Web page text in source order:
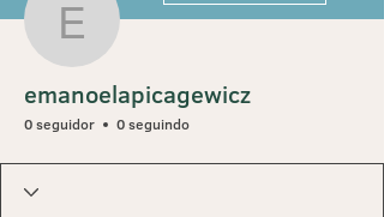
emanoelapicagewicz
0 seguidor 0 seguindo